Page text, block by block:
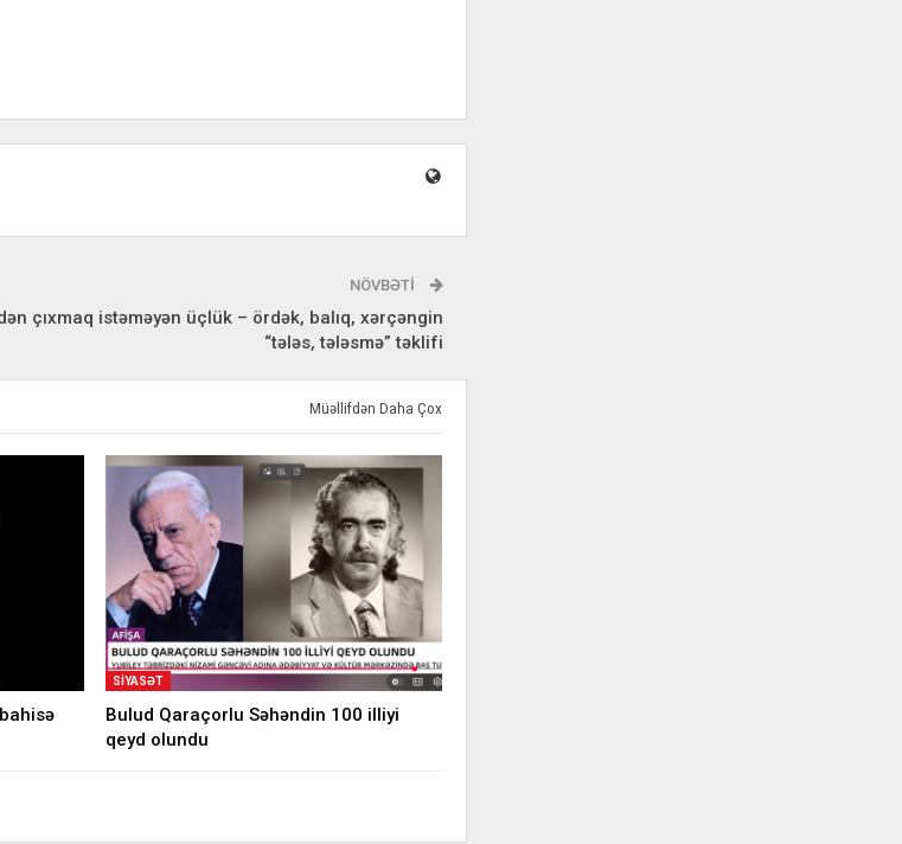
NÖVBƏTI
çıxmaq istəməyən üçlük – ördək, balıq, xərçəngin
“tələs, tələsmə” təklifi
Müəllifdən Daha Çox
SIYASƏT
Bulud Qaraçorlu Səhəndin 100 illiyi
qeyd olundu